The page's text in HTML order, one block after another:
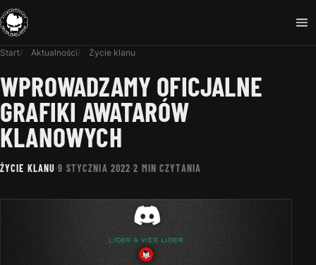
Start Aktualności Życie klanu
WPROWADZAMY OFICJALNE
GRAFIKI AWATARÓW
KLANOWYCH
ŻYCIE KLANU·9 STYCZNIA 2022·2 MIN CZYTANIA